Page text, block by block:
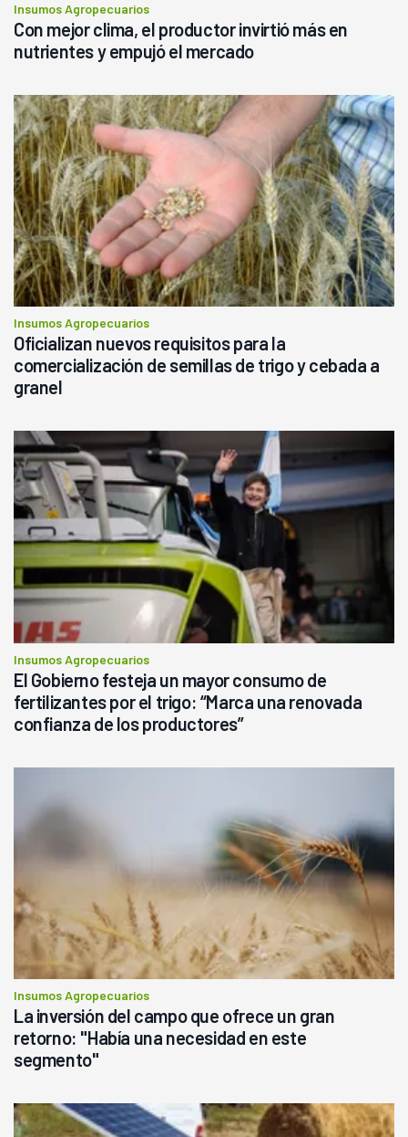
Insumos Agropecuarios
Con mejor clima, el productor invirtió más en
nutrientes y empujó el mercado
Insumos Agropecuarios
Oficializan nuevos requisitos para la
comercialización de semillas de trigo y cebada a
granel
Insumos Agropecuarios
El Gobierno festeja un mayor consumo de
fertilizantes por el trigo: “Marca una renovada
confianza de los productores”
Insumos Agropecuarios
La inversión del campo que ofrece un gran
retorno: "Había una necesidad en este
segmento"